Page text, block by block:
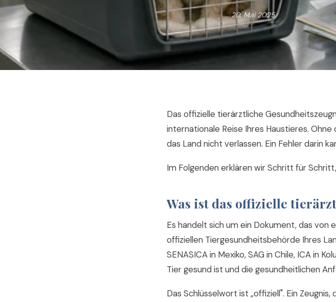
20. Mai 2025
Das offizielle tierärztliche
internationale Reise Ihres Haustieres.
das Land nicht verlassen. Ein Fehler darin
Im Folgenden erklären wir Schritt für
Was ist das offizielle
Es handelt sich um ein Dokument, das
offiziellen Tiergesundheitsbehörde Ihres
SENASICA in Mexiko, SAG in Chile, ICA in
Tier gesund ist und die gesundheitlichen
Das Schlüsselwort ist „offiziell". Ein